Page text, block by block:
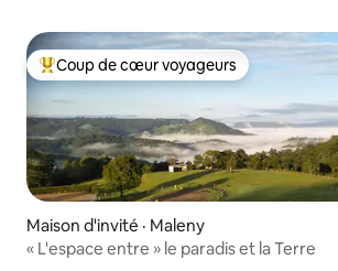
Coup de cœur voyageurs parmi les plus
Coup de cœur voyageurs
Maison d'invité · Maleny
« L'espace entre » le paradis et la Terre